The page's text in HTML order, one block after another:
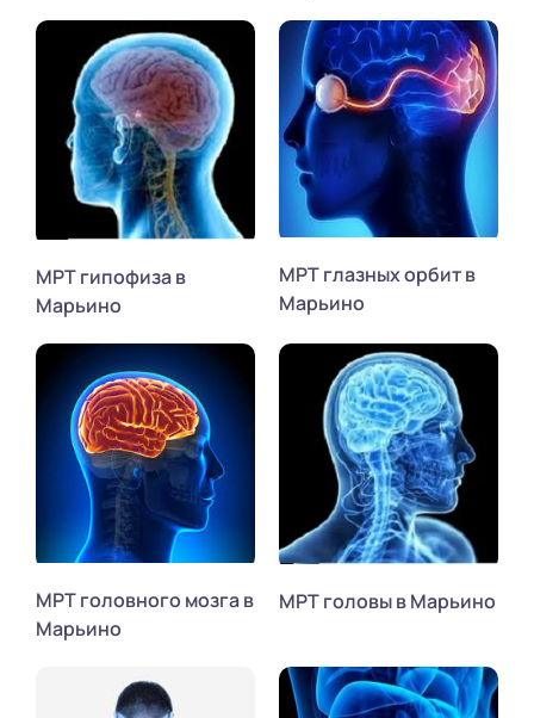
МРТ гипофиза в
Марьино
МРТ глазных орбит в
Марьино
МРТ головного мозга в
Марьино
МРТ головы в Марьино